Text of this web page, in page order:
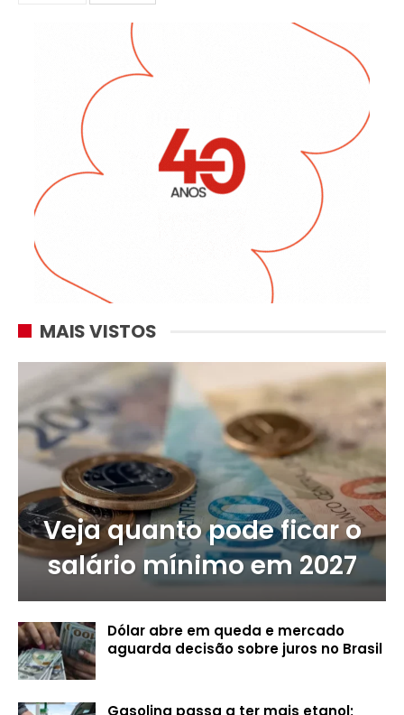
MAIS VISTOS
Veja quanto pode ficar o
salário mínimo em 2027
Dólar abre em queda e mercado
aguarda decisão sobre juros no Brasil
Gasolina passa a ter mais etanol;